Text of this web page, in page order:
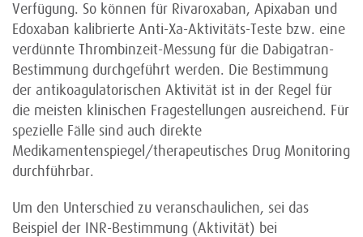
Verfügung. So können für Rivaroxaban, Apixaban und
Edoxaban kalibrierte Anti-Xa-Aktivitäts-Teste bzw. eine
verdünnte Thrombinzeit-Messung für die Dabigatran-
Bestimmung durchgeführt werden. Die Bestimmung
der anti­koagulatorischen Aktivität ist in der Regel für
die meisten klinischen Fragestellungen ausreichend. Für
spezielle Fälle sind auch direkte
Medikamentenspiegel/therapeutisches Drug Monitoring
durchführbar.
Um den Unterschied zu veranschaulichen, sei das
Beispiel der INR-Bestimmung (Aktivität) bei